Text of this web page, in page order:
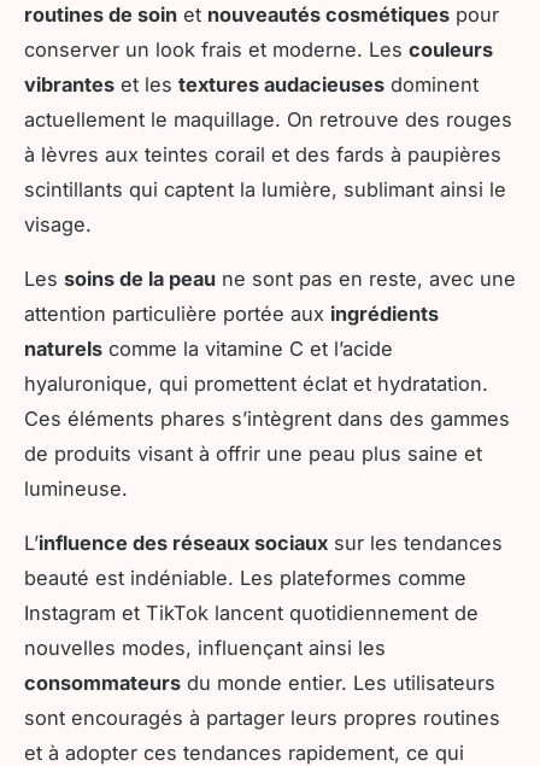
routines de soin et nouveautés cosmétiques pour
conserver un look frais et moderne. Les couleurs
vibrantes et les textures audacieuses dominent
actuellement le maquillage. On retrouve des rouges
à lèvres aux teintes corail et des fards à paupières
scintillants qui captent la lumière, sublimant ainsi le
visage.
Les soins de la peau ne sont pas en reste, avec une
attention particulière portée aux ingrédients
naturels comme la vitamine C et l’acide
hyaluronique, qui promettent éclat et hydratation.
Ces éléments phares s’intègrent dans des gammes
de produits visant à offrir une peau plus saine et
lumineuse.
L’influence des réseaux sociaux sur les tendances
beauté est indéniable. Les plateformes comme
Instagram et TikTok lancent quotidiennement de
nouvelles modes, influençant ainsi les
consommateurs du monde entier. Les utilisateurs
sont encouragés à partager leurs propres routines
et à adopter ces tendances rapidement, ce qui